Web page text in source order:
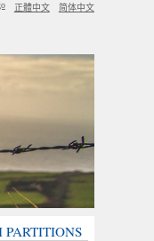
正體中文 简体中文
PARTITIONS